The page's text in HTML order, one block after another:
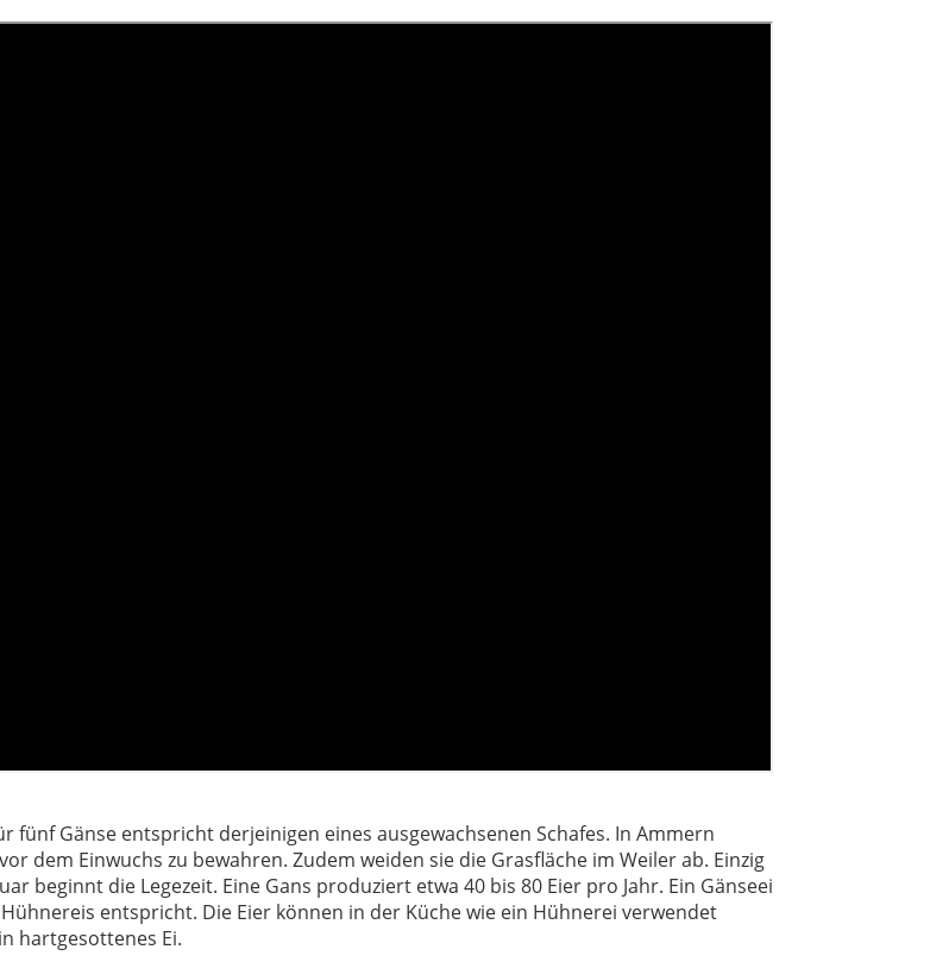
fünf Gänse entspricht derjeinigen eines ausgewachsenen Schafes. In Ammern
dem Einwuchs zu bewahren. Zudem weiden sie die Grasfläche im Weiler ab. Einzig
beginnt die Legezeit. Eine Gans produziert etwa 40 bis 80 Eier pro Jahr. Ein Gänseei
entspricht. Die Eier können in der Küche wie ein Hühnerei verwendet
hartgesottenes Ei.